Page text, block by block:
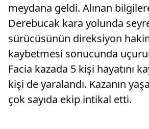
meydana geldi. Alınan
Derebucak kara yolunda
sürücüsünün direksiyon
kaybetmesi sonucunda
Facia kazada 5 kişi hayatını
kişi de yaralandı. Kazanın
çok sayıda ekip intikal etti.